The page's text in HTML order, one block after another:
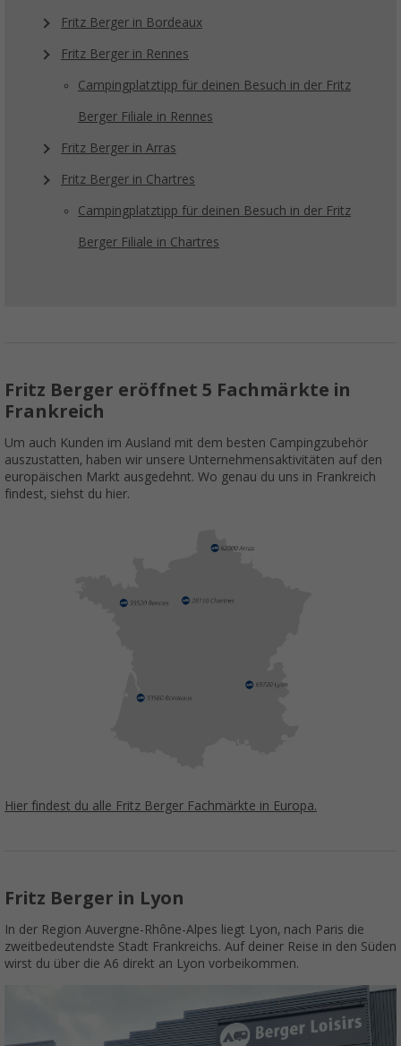
Fritz Berger in Bordeaux
Fritz Berger in Rennes
Campingplatztipp für deinen Besuch in der Fritz
Berger Filiale in Rennes
Fritz Berger in Arras
Fritz Berger in Chartres
Campingplatztipp für deinen Besuch in der Fritz
Berger Filiale in Chartres
Fritz Berger eröffnet 5 Fachmärkte in
Frankreich
Um auch Kunden im Ausland mit dem besten Campingzubehör
auszustatten, haben wir unsere Unternehmensaktivitäten auf den
europäischen Markt ausgedehnt. Wo genau du uns in Frankreich
findest, siehst du hier.
Hier findest du alle Fritz Berger Fachmärkte in Europa.
Fritz Berger in Lyon
In der Region Auvergne-Rhône-Alpes liegt Lyon, nach Paris die
zweitbedeutendste Stadt Frankreichs. Auf deiner Reise in den Süden
wirst du über die A6 direkt an Lyon vorbeikommen.